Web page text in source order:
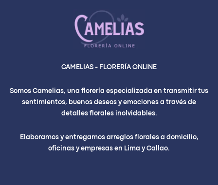
CAMELIAS - FLORERÍA ONLINE
Somos Camelias, una florería especializada en transmitir tus
sentimientos, buenos deseos y emociones a través de
detalles florales inolvidables.
Elaboramos y entregamos arreglos florales a domicilio,
oficinas y empresas en Lima y Callao.